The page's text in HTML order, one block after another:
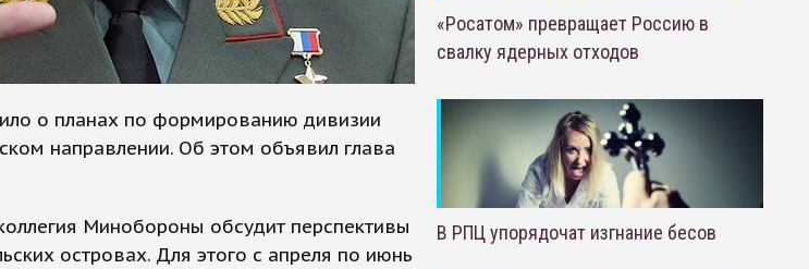
о планах по формированию дивизии
направлении. Об этом объявил глава
Минобороны обсудит перспективы
островах. Для этого с апреля по июнь
«Росатом» превращает Россию в
свалку ядерных отходов
В РПЦ упорядочат изгнание бесов